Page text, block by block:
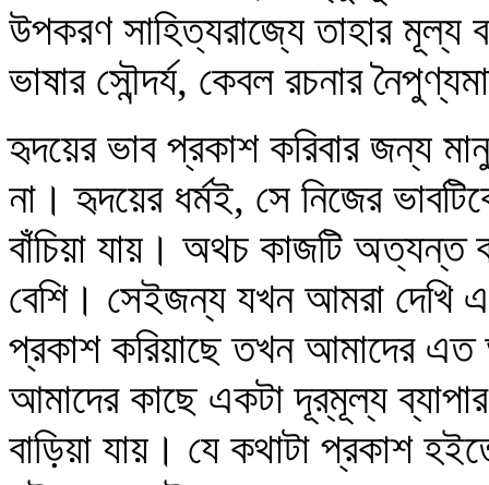
উপকরণ সাহিত্যরাজ্যে তাহার
ভাষার সৌন্দর্য, কেবল রচনার
হৃদয়ের ভাব প্রকাশ করিবার জন্য
না। হৃদয়ের ধর্মই, সে নিজের
বাঁচিয়া যায়। অথচ কাজটি অত্যন্ত
বেশি। সেইজন্য যখন আমরা দেখি
প্রকাশ করিয়াছে তখন আমাদের এত
আমাদের কাছে একটা দূর্‌মূল্য
বাড়িয়া যায়। যে কথাটা প্রকাশ